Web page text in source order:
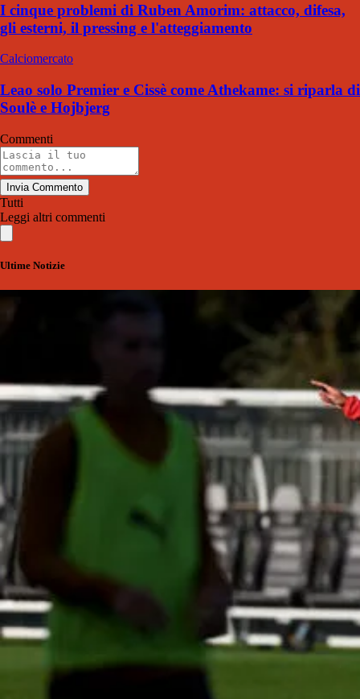
I cinque problemi di Ruben Amorim: attacco, difesa,
gli esterni, il pressing e l'atteggiamento
Calciomercato
Leao solo Premier e Cissè come Athekame: si riparla di
Soulè e Hojbjerg
Commenti
Invia Commento
Tutti
Leggi altri commenti
Ultime Notizie